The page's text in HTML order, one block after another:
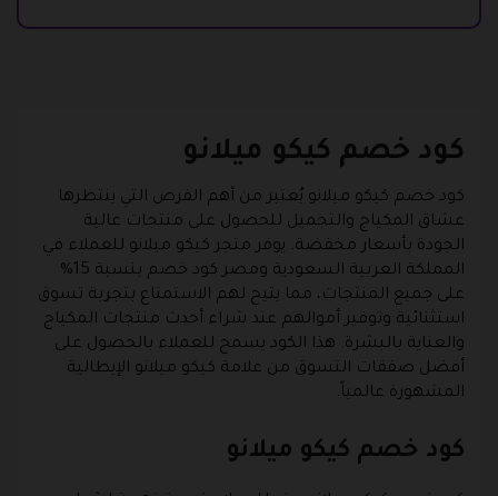
كود خصم كيكو ميلانو
كود خصم كيكو ميلانو يُعتبر من أهم الفرص التي ينتظرها
عشاق المكياج والتجميل للحصول على منتجات عالية
الجودة بأسعار مخفضة. يوفر متجر كيكو ميلانو للعملاء في
المملكة العربية السعودية ومصر كود خصم بنسبة 15%
على جميع المنتجات، مما يتيح لهم الاستمتاع بتجربة تسوق
استثنائية وتوفير أموالهم عند شراء أحدث منتجات المكياج
والعناية بالبشرة. هذا الكود يسمح للعملاء بالحصول على
أفضل صفقات التسوق من علامة كيكو ميلانو الإيطالية
المشهورة عالمياً.
كود خصم كيكو ميلانو